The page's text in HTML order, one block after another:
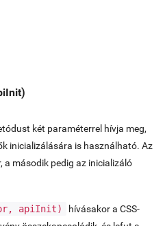
két paraméterrel hívja meg,
inicializálására is használható. Az
a második pedig az inicializáló
apiInit)
hívásakor a CSS-